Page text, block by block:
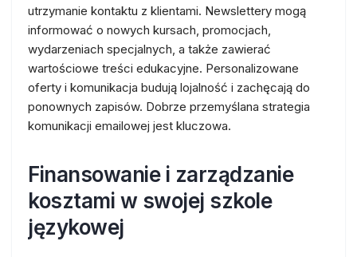
utrzymanie kontaktu z klientami. Newslettery mogą
informować o nowych kursach, promocjach,
wydarzeniach specjalnych, a także zawierać
wartościowe treści edukacyjne. Personalizowane
oferty i komunikacja budują lojalność i zachęcają do
ponownych zapisów. Dobrze przemyślana strategia
komunikacji emailowej jest kluczowa.
Finansowanie i zarządzanie
kosztami w swojej szkole
językowej